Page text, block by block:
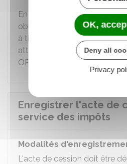
En cas de cession,
obligation doit être
à titre d'information, sur la
attestation numérique
OPERAT.
Enregistrer l'acte de
service des impôts
Modalités
L'acte de cession doit être
OK,
Deny all
Privacy